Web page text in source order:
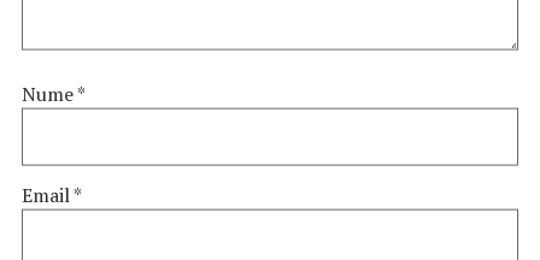
Nume*
Email*